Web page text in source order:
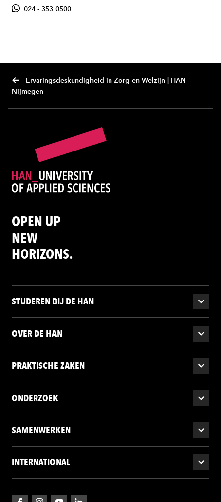
024 - 353 0500
Ervaringsdeskundigheid in Zorg en Welzijn | HAN
Nijmegen
OPEN UP
NEW
HORIZONS.
STUDEREN BIJ DE HAN
OVER DE HAN
PRAKTISCHE ZAKEN
ONDERZOEK
SAMENWERKEN
INTERNATIONAL